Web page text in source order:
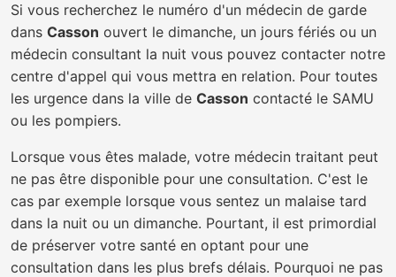
Si vous recherchez le numéro d'un médecin de garde
dans Casson ouvert le dimanche, un jours fériés ou un
médecin consultant la nuit vous pouvez contacter notre
centre d'appel qui vous mettra en relation. Pour toutes
les urgence dans la ville de Casson contacté le SAMU
ou les pompiers.
Lorsque vous êtes malade, votre médecin traitant peut
ne pas être disponible pour une consultation. C'est le
cas par exemple lorsque vous sentez un malaise tard
dans la nuit ou un dimanche. Pourtant, il est primordial
de préserver votre santé en optant pour une
consultation dans les plus brefs délais. Pourquoi ne pas